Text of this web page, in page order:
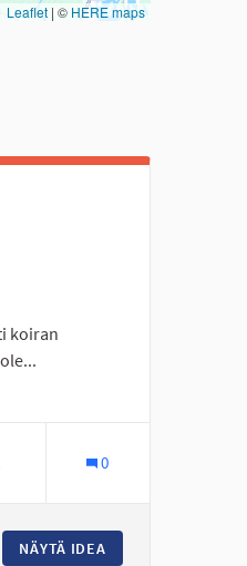
Leaflet | © HERE maps
koiran
0
NÄYTÄ IDEA